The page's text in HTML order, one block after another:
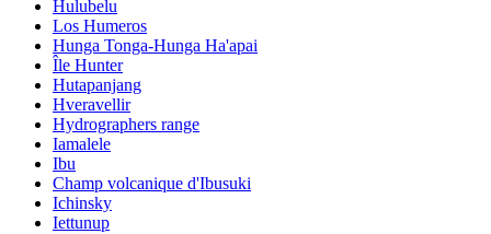
Hulubelu
Los Humeros
Hunga Tonga-Hunga Ha'apai
Île Hunter
Hutapanjang
Hveravellir
Hydrographers range
Iamalele
Ibu
Champ volcanique d'Ibusuki
Ichinsky
Iettunup